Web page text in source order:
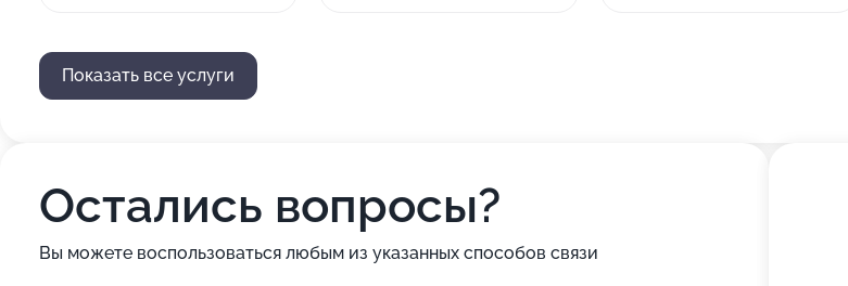
Показать все услуги
Остались вопросы?
Вы можете воспользоваться любым из указанных способов связи